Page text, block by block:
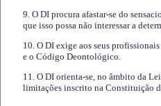
9. O DI procura afastar-se do
que isso possa não interessar a
10. O DI exige aos seus
e o Código Deontológico.
11. O DI orienta-se, no âmbito da
limitações inscrito na Constituição